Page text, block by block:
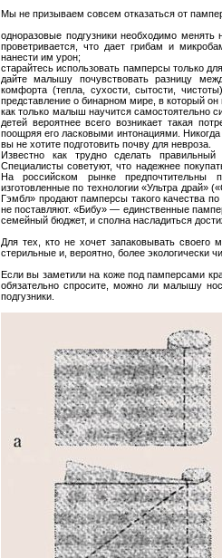
Мы не призываем совсем отказаться от
одноразовые подгузники необходимо
проветривается, что дает грибам и
нанести им урон;
старайтесь использовать памперсы только
дайте малышу почувствовать разницу
комфорта (тепла, сухости, сытости,
представление о бинарном мире, в который
как только малыш научится самостоятельно
детей вероятнее всего возникает такая
поощряя его ласковыми интонациями.
вы не хотите подготовить почву для невроза.
Известно как трудно сделать
Специалисты советуют, что надежнее
На российском рынке предпочтительны
изготовленные по технологии «Ультра
Гэмбл» продают памперсы такого качества
не поставляют. «Бибу» — единственные
семейный бюджет, и сполна насладиться
Для тех, кто не хочет запаковывать
стерильные и, вероятно, более экологически
Если вы заметили на коже под памперсами
обязательно спросите, можно ли малышу
подгузники.